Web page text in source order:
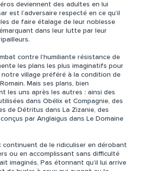
deviennent des adultes en lui
est l’adversaire respecté en ce qu’il
de faire étalage de leur noblesse
dans leur lutte par leur
contre l’humiliante résistance de
les plans les plus imaginatifs pour
notre village préféré à la condition de
Mais ses plans, bien
les uns après les autres : ainsi des
dans Obélix et Compagnie, des
de Détritus dans La Zizanie, des
par Anglaigus dans Le Domaine
continuent de le ridiculiser en dérobant
ou en accomplissant sans difficulté
imaginés. Pas étonnant qu’il lui arrive